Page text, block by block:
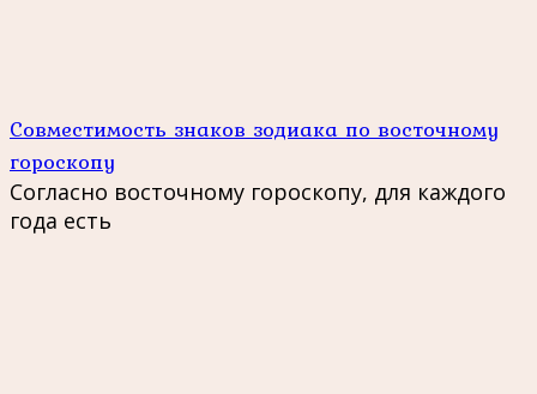
Совместимость знаков зодиака по восточному
гороскопу
Согласно восточному гороскопу, для каждого
года есть